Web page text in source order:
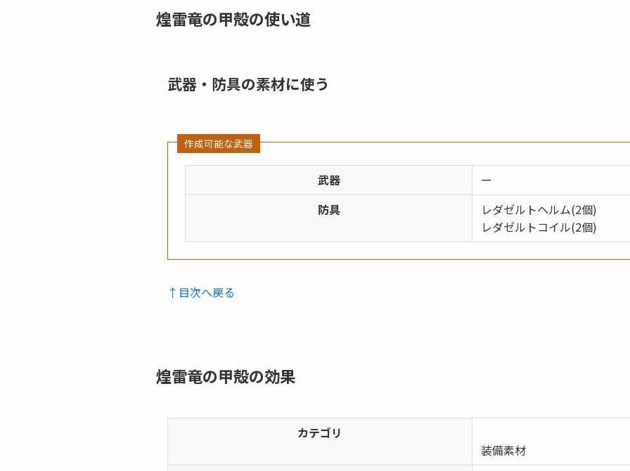
煌雷竜の甲殻の使い道
武器・防具の素材に使う
作成可能な武器
武器
ー
防具
レダゼルトヘルム(2個)
レダゼルトコイル(2個)
↑目次へ戻る
煌雷竜の甲殻の効果
カテゴリ
装備素材